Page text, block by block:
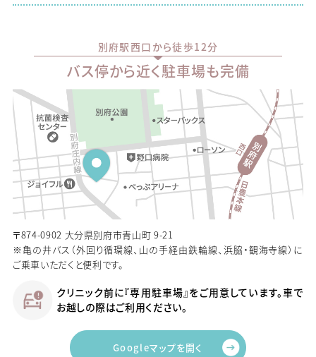
別府駅西口から徒歩12分
バス停から近く駐車場も完備
〒874-0902 大分県別府市青山町 9-21
※亀の井バス（外回り循環線、山の手経由鉄輪線、浜脇・観海寺線）に
ご乗車いただくと便利です。
クリニック前に『専用駐車場』をご用意しています。車で
お越しの際はご利用ください。
Googleマップを開く